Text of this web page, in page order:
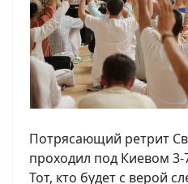
Потрясающий ретрит
проходил под Киевом 3-
Тот, кто будет с верой